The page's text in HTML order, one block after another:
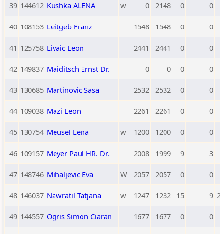
39 144612 Kushka ALENA w 0 2148 0 0
40 108153 Leitgeb Franz 1548 1548 0 0
41 125758 Livaic Leon 2441 2441 0 0
42 149837 Maiditsch Ernst Dr. 0 0 0 0
43 130685 Martinovic Sasa 2532 2532 0 0
44 109038 Mazi Leon 2261 2261 0 0
45 130754 Meusel Lena w 1200 1200 0 0
46 109157 Meyer Paul HR. Dr. 2008 1999 9 3
47 148746 Mihaljevic Eva W 2057 2057 0 0
48 146037 Nawratil Tatjana w 1247 1232 15 9
49 144557 Ogris Simon Ciaran 1677 1677 0 0